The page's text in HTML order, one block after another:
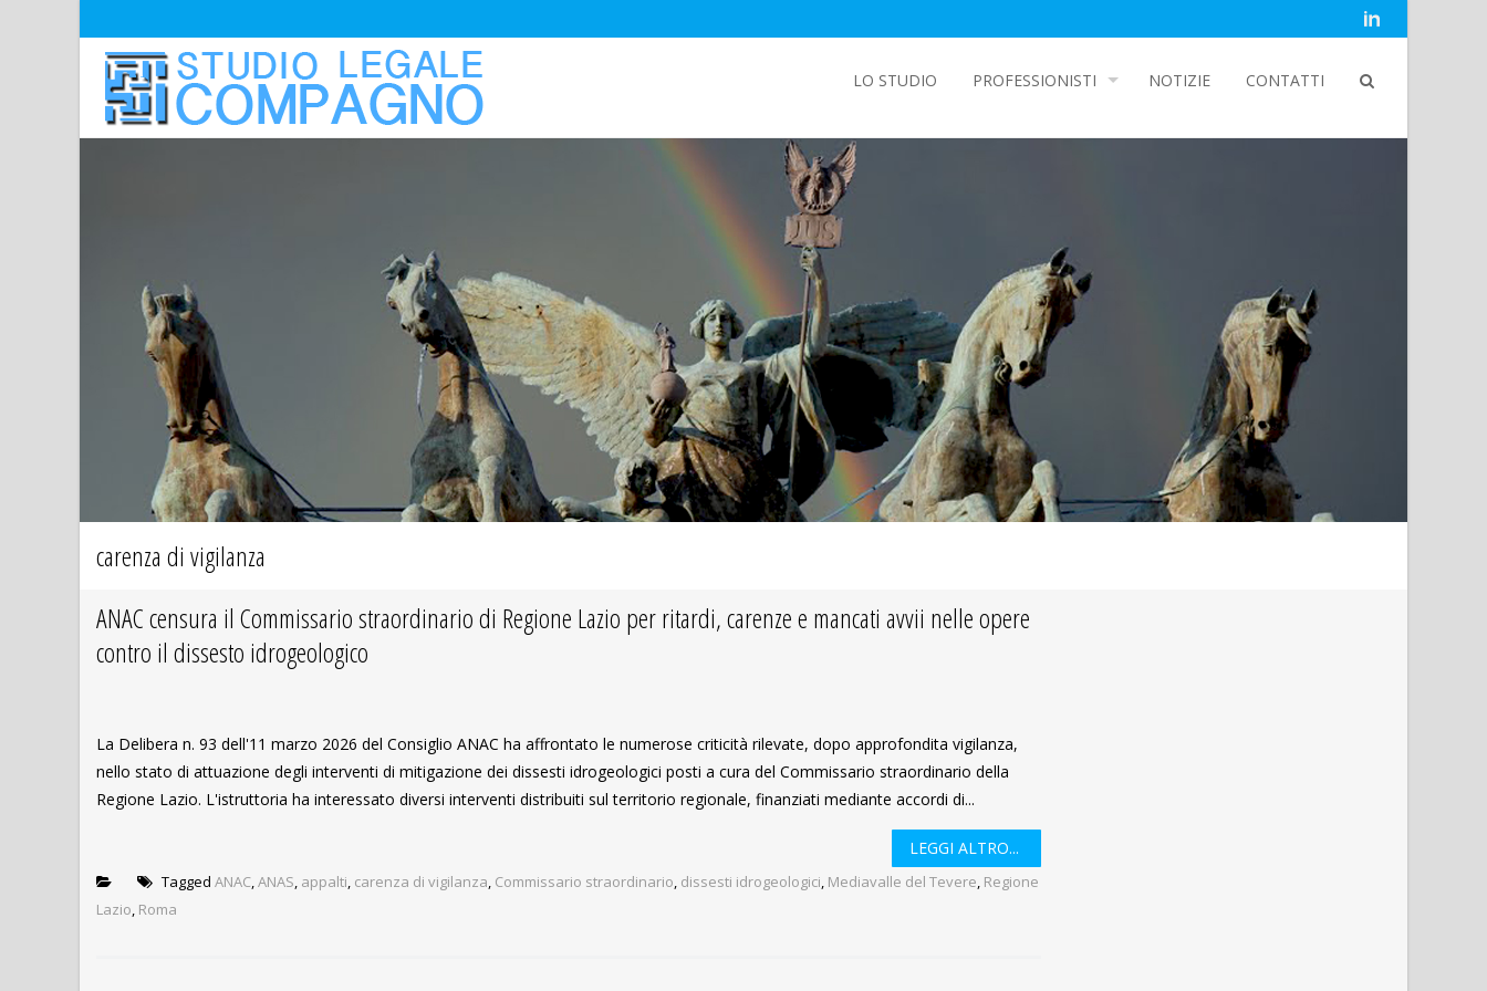
LO STUDIO PROFESSIONISTI NOTIZIE CONTATTI
carenza di vigilanza
ANAC censura il Commissario straordinario di Regione Lazio per ritardi, carenze e mancati avvii nelle opere
contro il dissesto idrogeologico
La Delibera n. 93 dell'11 marzo 2026 del Consiglio ANAC ha affrontato le numerose criticità rilevate, dopo approfondita vigilanza,
nello stato di attuazione degli interventi di mitigazione dei dissesti idrogeologici posti a cura del Commissario straordinario della
Regione Lazio. L'istruttoria ha interessato diversi interventi distribuiti sul territorio regionale, finanziati mediante accordi di...
LEGGI ALTRO...
Tagged ANAC,ANAS, appalti, carenza di vigilanza, Commissario straordinario, dissesti idrogeologici, Mediavalle del Tevere, Regione
Lazio, Roma